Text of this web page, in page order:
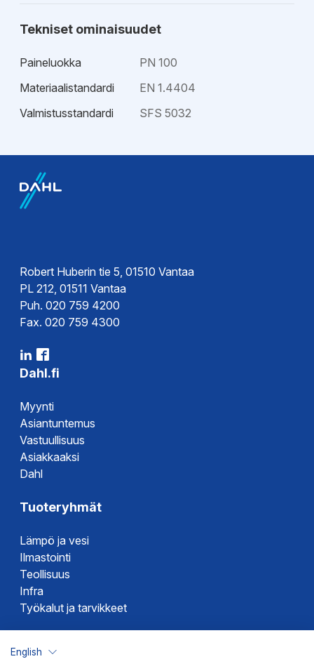
Tekniset ominaisuudet
Paineluokka
PN 100
Materiaalistandardi
EN 1.4404
Valmistusstandardi
SFS 5032
Sertifikaatit
Sertifikaatit
Robert Huberin tie 5, 01510 Vantaa
PL 212, 01511 Vantaa
Puh. 020 759 4200
Fax. 020 759 4300
Dahl.fi
Myynti
Asiantuntemus
Vastuullisuus
Asiakkaaksi
Dahl
Tuoteryhmät
Lämpö ja vesi
Ilmastointi
Teollisuus
Infra
Työkalut ja tarvikkeet
English